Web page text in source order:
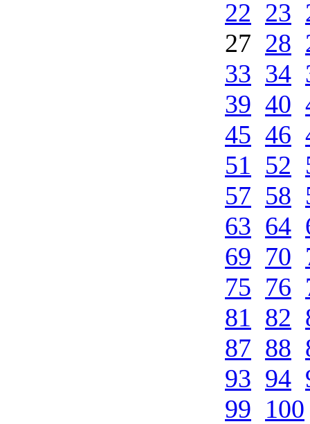
22 23
27 28
33 34
39 40
45 46
51 52
57 58
63 64
69 70
75 76
81 82
87 88
93 94
99 100